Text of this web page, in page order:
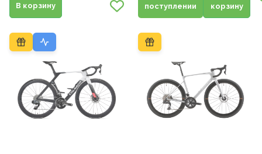
В корзину
поступлении
корзину